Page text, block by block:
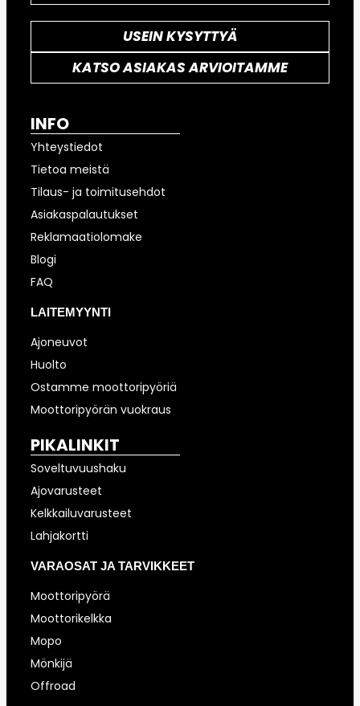
USEIN KYSYTTYÄ
KATSO ASIAKAS ARVIOITAMME
INFO
Yhteystiedot
Tietoa meistä
Tilaus- ja toimitusehdot
Asiakaspalautukset
Reklamaatiolomake
Blogi
FAQ
LAITEMYYNTI
Ajoneuvot
Huolto
Ostamme moottoripyöriä
Moottoripyörän vuokraus
PIKALINKIT
Soveltuvuushaku
Ajovarusteet
Kelkkailuvarusteet
Lahjakortti
VARAOSAT JA TARVIKKEET
Moottoripyörä
Moottorikelkka
Mopo
Mönkijä
Offroad